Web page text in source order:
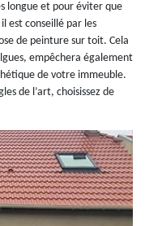
longue et pour éviter que
est conseillé par les
de peinture sur toit. Cela
empêchera également
de votre immeuble.
de l’art, choisissez de